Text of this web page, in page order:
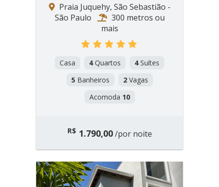
Praia Juquehy, São Sebastião -
São Paulo
300 metros ou
mais
Casa 4Quartos 4Suítes
5 Banheiros 2Vagas
Acomoda 10
R$ 1.790,00/por noite